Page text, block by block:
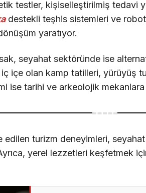
testler, kişiselleştirilmiş tedavi
destekli teşhis sistemleri ve
yaratıyor.
seyahat sektöründe ise
içe olan kamp tatilleri, yürüyüş
ise tarihi ve arkeolojik mekanlara
edilen turizm deneyimleri,
yerel lezzetleri keşfetmek